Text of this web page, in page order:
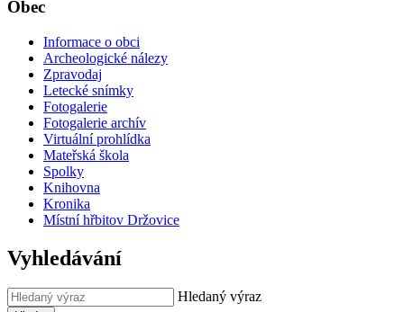
Obec
Informace o obci
Archeologické nálezy
Zpravodaj
Letecké snímky
Fotogalerie
Fotogalerie archív
Virtuální prohlídka
Mateřská škola
Spolky
Knihovna
Kronika
Místní hřbitov Držovice
Vyhledávání
Hledaný výraz